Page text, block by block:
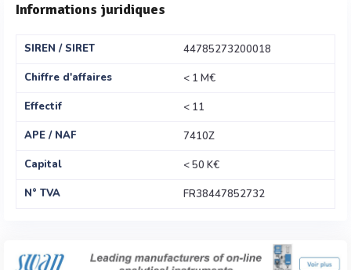
Informations juridiques
SIREN / SIRET
44785273200018
Chiffre d'affaires
< 1 M€
Effectif
< 11
APE / NAF
7410Z
Capital
< 50 K€
N° TVA
FR38447852732